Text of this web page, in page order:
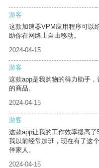
游客
这款加速器VPM应用程序可以
助你在网络上自由移动。
2024-04-15
游客
这款app是我购物的得力助手
的商品。
2024-04-15
游客
这款app让我的工作效率提高了
我以前经常加班，现在有了这
伴家人。
2024-04-15